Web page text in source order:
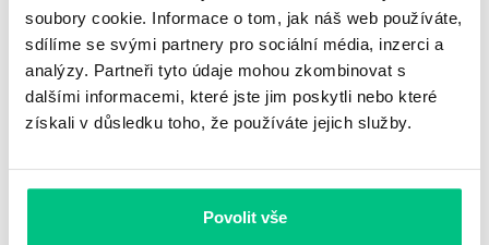
soubory cookie. Informace o tom, jak náš web používáte,
sdílíme se svými partnery pro sociální média, inzerci a
analýzy. Partneři tyto údaje mohou zkombinovat s
dalšími informacemi, které jste jim poskytli nebo které
získali v důsledku toho, že používáte jejich služby.
Povolit vše
Filip Křivánek, klient: Tomáš B.
Zvažujete hypotéku a vybíráte si vhodného partnera?
Hypoteční specialista Ing. Filip Křivánek získal další skvělou
Ing. Filip Křivánek|aktualizováno: 30.07.2026